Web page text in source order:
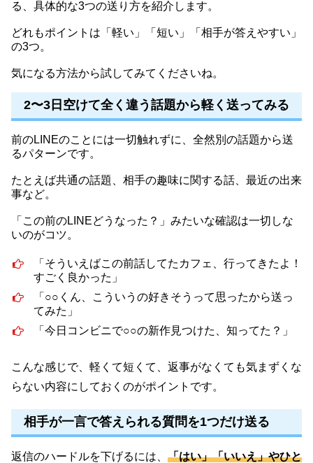
る、具体的な3つの送り方を紹介します。
どれもポイントは「軽い」「短い」「相手が答えやすい」
の3つ。
気になる方法から試してみてくださいね。
2〜3日空けて全く違う話題から軽く送ってみる
前のLINEのことには一切触れずに、全然別の話題から送
るパターンです。
たとえば共通の話題、相手の趣味に関する話、最近の出来
事など。
「この前のLINEどうなった？」みたいな確認は一切しな
いのがコツ。
「そういえばこの前話してたカフェ、行ってきたよ！
すごく良かった」
「○○くん、こういうの好きそうって思ったから送っ
てみた」
「今日コンビニで○○の新作見つけた、知ってた？」
こんな感じで、軽くて短くて、返事がなくても気まずくな
らない内容にしておくのがポイントです。
相手が一言で答えられる質問を1つだけ送る
返信のハードルを下げるには、 「はい」「いいえ」やひと